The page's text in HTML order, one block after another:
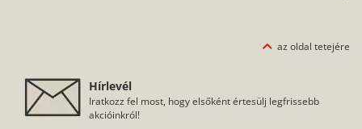
protektornak a védelem mellett számos előnye van: nem
az oldal tetejére
Hírlevél
Iratkozz fel most, hogy elsőként értesülj legfrissebb
akcióinkról!